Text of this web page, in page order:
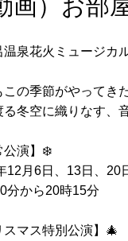
画）お部
温泉花火ミュージカ
の季節がやってき
る冬空に織りなす、
公演】❄️
12月6日、13日、20
分から20時15分
スマス特別公演】🎄